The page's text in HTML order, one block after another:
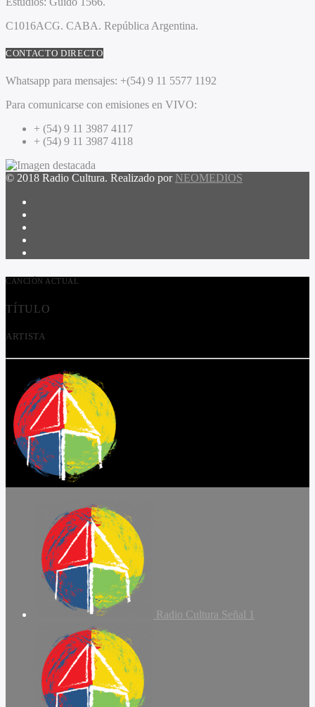
C1016ACG. CABA. República Argentina.
CONTACTO DIRECTO
Whatsapp para mensajes: +(54) 9 11 5577 1192
Para comunicarse con emisiones en VIVO:
+ (54) 9 11 3987 4117
+ (54) 9 11 3987 4118
© 2018 Radio Cultura. Realizado por NEOMEDIOS
CANCIÓN ACTUAL
TÍTULO
ARTISTA
Radio Cultura Señal 1